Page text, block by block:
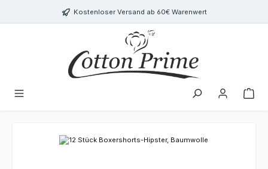
Zum Hauptinhalt springenKostenloser Versand ab 60€ Warenwert
Bildergalerie überspringen